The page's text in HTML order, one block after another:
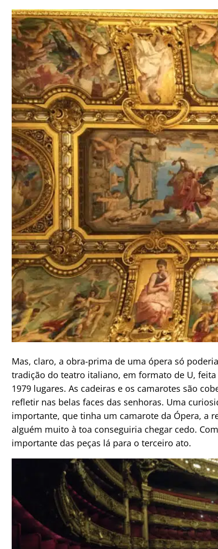
Mas, claro, a obra-prima de uma ópera só
tradição do teatro italiano, em formato de U,
1979 lugares. As cadeiras e os camarotes são
refletir nas belas faces das senhoras. Uma
importante, que tinha um camarote da Ópera, a
alguém muito à toa conseguiria chegar cedo.
importante das peças lá para o terceiro ato.